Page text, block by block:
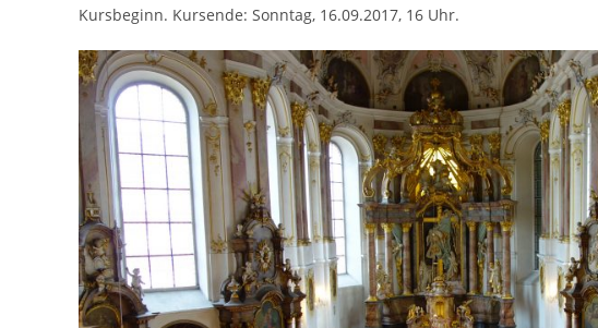
Kursbeginn. Kursende: Sonntag, 16.09.2017, 16 Uhr.